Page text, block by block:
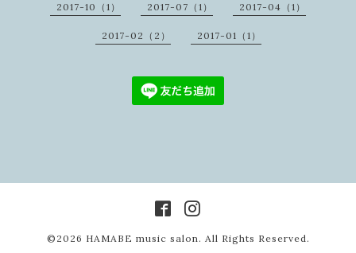
2017-10（1） 2017-07（1） 2017-04（1）
2017-02（2） 2017-01（1）
©2026 HAMABE music salon. All Rights Reserved.